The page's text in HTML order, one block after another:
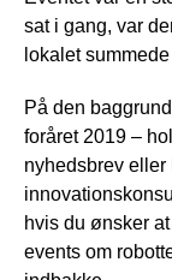
sat i gang, var
lokalet
På den
foråret 2019 –
nyhedsbrev
hvis du ønsker
events om